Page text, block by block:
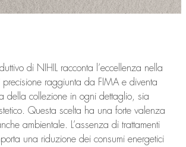
di NIHIL racconta l’eccellenza nella
precisione raggiunta da FIMA e diventa
della collezione in ogni dettaglio, sia
Questa scelta ha una forte valenza
ambientale. L’assenza di trattamenti
una riduzione dei consumi energetici